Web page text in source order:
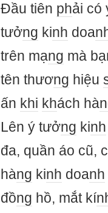
Đầu tiên phải có
tưởng kinh doa
trên mạng mà
tên thương hiệu
ấn khi khách hà
Lên ý tưởng kinh
đa, quần áo cũ,
hàng kinh doanh
đồng hồ, mắt kí